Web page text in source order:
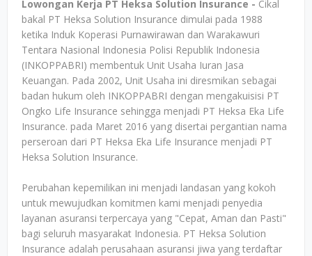
Lowongan Kerja PT Heksa Solution Insurance - Cikal
bakal PT Heksa Solution Insurance dimulai pada 1988
ketika Induk Koperasi Purnawirawan dan Warakawuri
Tentara Nasional Indonesia Polisi Republik Indonesia
(INKOPPABRI) membentuk Unit Usaha Iuran Jasa
Keuangan. Pada 2002, Unit Usaha ini diresmikan sebagai
badan hukum oleh INKOPPABRI dengan mengakuisisi PT
Ongko Life Insurance sehingga menjadi PT Heksa Eka Life
Insurance. pada Maret 2016 yang disertai pergantian nama
perseroan dari PT Heksa Eka Life Insurance menjadi PT
Heksa Solution Insurance.
Perubahan kepemilikan ini menjadi landasan yang kokoh
untuk mewujudkan komitmen kami menjadi penyedia
layanan asuransi terpercaya yang "Cepat, Aman dan Pasti"
bagi seluruh masyarakat Indonesia. PT Heksa Solution
Insurance adalah perusahaan asuransi jiwa yang terdaftar